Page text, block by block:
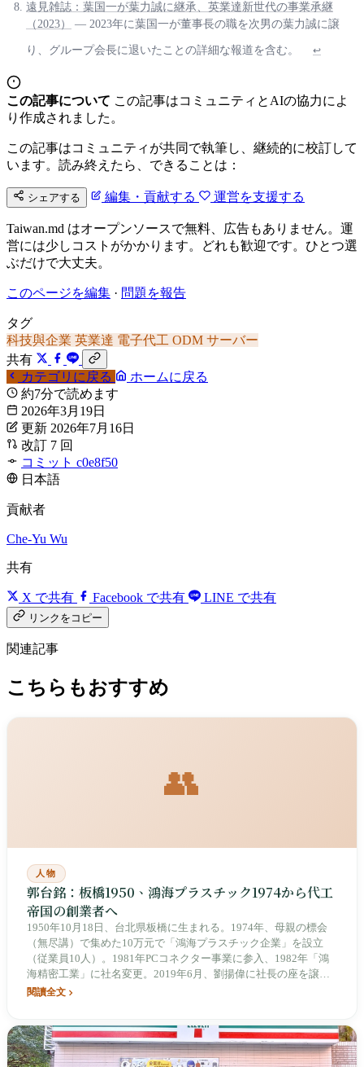
遠見雑誌：葉国一が葉力誠に継承、英業達新世代の事業承継
（2023）
— 2023年に葉国一が董事長の職を次男の葉力誠に譲
り、グループ会長に退いたことの詳細な報道を含む。 ↩
この記事について この記事はコミュニティとAIの協力によ
り作成されました。
この記事はコミュニティが共同で執筆し、継続的に校訂して
います。読み終えたら、できることは：
シェアする 編集・貢献する 運営を支援する
Taiwan.md はオープンソースで無料、広告もありません。運
営には少しコストがかかります。どれも歓迎です。ひとつ選
ぶだけで大丈夫。
このページを編集 · 問題を報告
タグ
科技與企業 英業達 電子代工 ODM サーバー
共有
カテゴリに戻る
ホームに戻る
約7分で読めます
2026年3月19日
更新 2026年7月16日
改訂 7 回
コミット c0e8f50
日本語
貢献者
Che-Yu Wu
共有
X で共有 Facebook で共有 LINE で共有
リンクをコピー
関連記事
こちらもおすすめ
👥
人物
郭台銘：板橋1950、鴻海プラスチック1974から代工
帝国の創業者へ
1950年10月18日、台北県板橋に生まれる。1974年、母親の標会
（無尽講）で集めた10万元で「鴻海プラスチック企業」を設立
（従業員10人）。1981年PCコネクター事業に参入、1982年「鴻
海精密工業」に社名変更。2019年6月、劉揚偉に社長の座を譲り
会長を退任。2021年、永齢基金会がTSMC・鴻海と協力しBNTワ
産総額153億ドル）。
閱讀全文